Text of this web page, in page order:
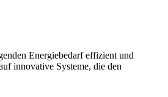
Energiebedarf effizient und
innovative Systeme, die den